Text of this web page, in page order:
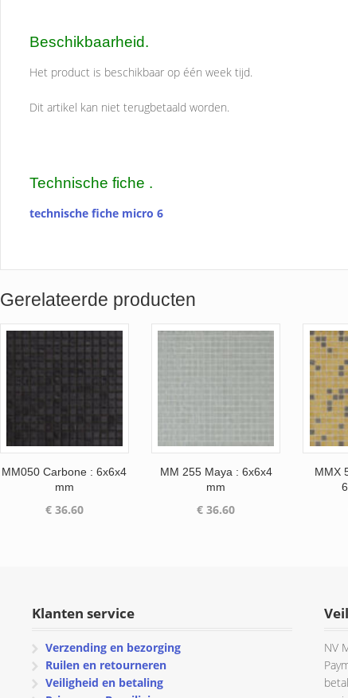
Beschikbaarheid.
Het product is beschikbaar op één week tijd.
Dit artikel kan niet terugbetaald worden.
Technische fiche .
technische fiche micro 6
Gerelateerde producten
MM050 Carbone : 6x6x4
mm
€36.60
MM 255 Maya : 6x6x4
mm
€ 36.60
MMX
Klanten service
Verzending en bezorging
Ruilen en retourneren
Veiligheid en betaling
NV